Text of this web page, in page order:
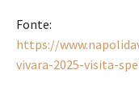
Fonte:
https://
vivara-2025-visita-